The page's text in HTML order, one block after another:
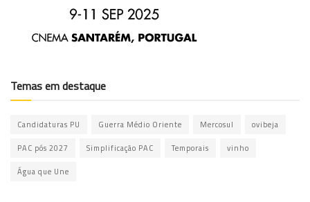
Temas em destaque
Candidaturas PU Guerra Médio Oriente Mercosul ovibeja
PAC pós 2027 Simplificação PAC Temporais vinho
Água que Une